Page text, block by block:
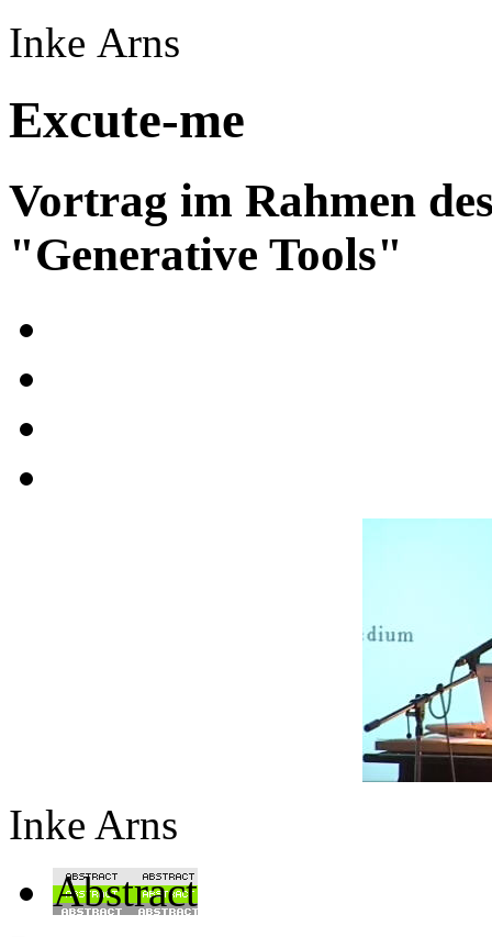
Inke Arns
Excute-me
Vortrag im Rahmen
"Generative Tools"
Inke Arns
Abstract